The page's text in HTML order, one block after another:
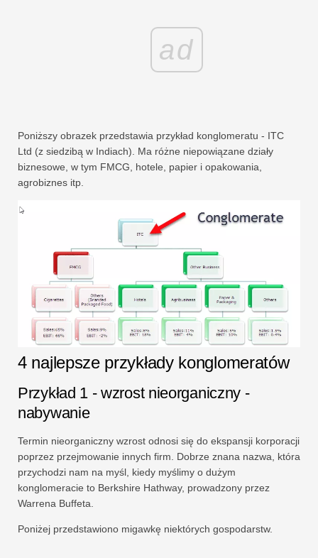
ad
Poniższy obrazek przedstawia przykład konglomeratu - ITC
Ltd (z siedzibą w Indiach). Ma różne niepowiązane działy
biznesowe, w tym FMCG, hotele, papier i opakowania,
agrobiznes itp.
4 najlepsze przykłady konglomeratów
Przykład 1 - wzrost nieorganiczny -
nabywanie
Termin nieorganiczny wzrost odnosi się do ekspansji korporacji
poprzez przejmowanie innych firm. Dobrze znana nazwa, która
przychodzi nam na myśl, kiedy myślimy o dużym
konglomeracie to Berkshire Hathway, prowadzony przez
Warrena Buffeta.
Poniżej przedstawiono migawkę niektórych gospodarstw.